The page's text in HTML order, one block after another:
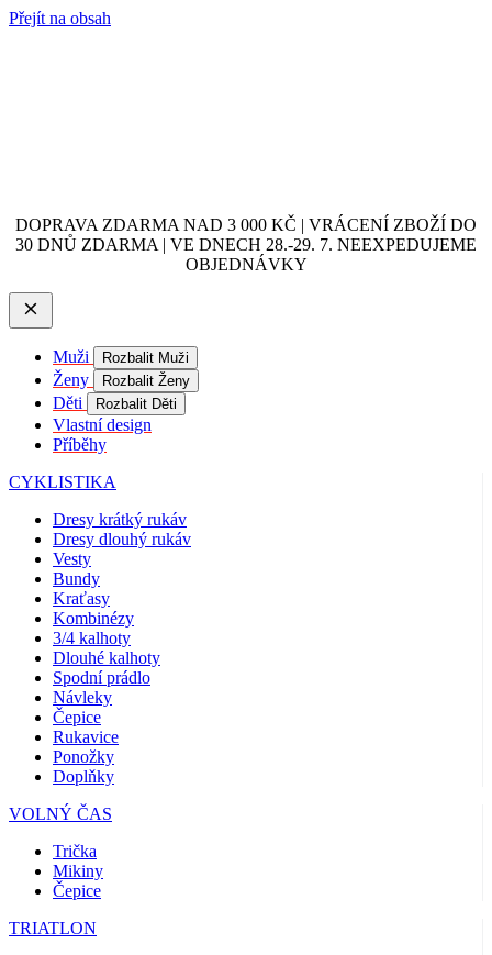
Přejít na obsah
DOPRAVA ZDARMA NAD 3 000 KČ | VRÁCENÍ ZBOŽÍ DO
30 DNŮ ZDARMA | VE DNECH 28.-29. 7. NEEXPEDUJEME
OBJEDNÁVKY
Muži Rozbalit Muži
Ženy Rozbalit Ženy
Děti Rozbalit Děti
Vlastní design
Příběhy
CYKLISTIKA
Dresy krátký rukáv
Dresy dlouhý rukáv
Vesty
Bundy
Kraťasy
Kombinézy
3/4 kalhoty
Dlouhé kalhoty
Spodní prádlo
Návleky
Čepice
Rukavice
Ponožky
Doplňky
VOLNÝ ČAS
Trička
Mikiny
Čepice
TRIATLON